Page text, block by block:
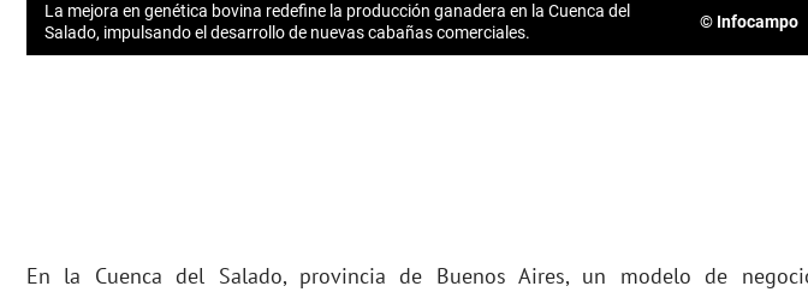
La mejora en genética bovina redefine la producción ganadera en la Cuenca del
Salado, impulsando el desarrollo de nuevas cabañas comerciales.
© Infocampo
En la Cuenca del Salado, provincia de Buenos Aires, un modelo de